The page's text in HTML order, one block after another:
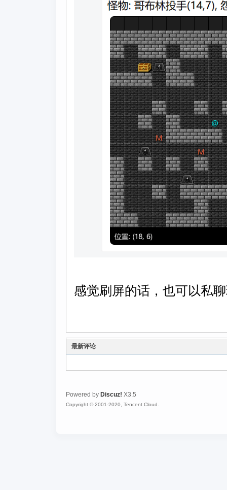
感觉刷屏的话，也可以私
最新评论
Powered by Discuz! X3.5
Copyright © 2001-2020, Tencent Cloud.